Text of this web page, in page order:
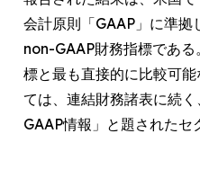
会計原則「GAAP」に準拠
non-GAAP財務指標であ
標と最も直接的に比較可
ては、連結財務諸表に続
GAAP情報」と題されたセ